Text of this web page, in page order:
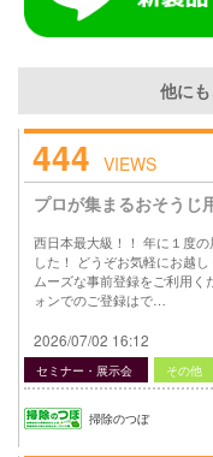
他に
444 VIEWS
プロが集まるおそうじ
西日本最大級！！ 年に１度
した！ どうぞお気軽にお越
ムーズな事前登録をご利用く
ォンでのご登録はで…
2026/07/02 16:12
セミナー・展示会 その他
掃除のつぼ